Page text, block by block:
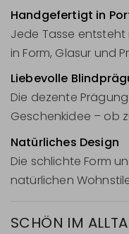
Handgefertigt in
Jede Tasse entsteht
in Form, Glasur und
Liebevolle
Die dezente
Geschenkidee – ob
Natürliches Design
Die schlichte Form
natürlichen
SCHÖN IM